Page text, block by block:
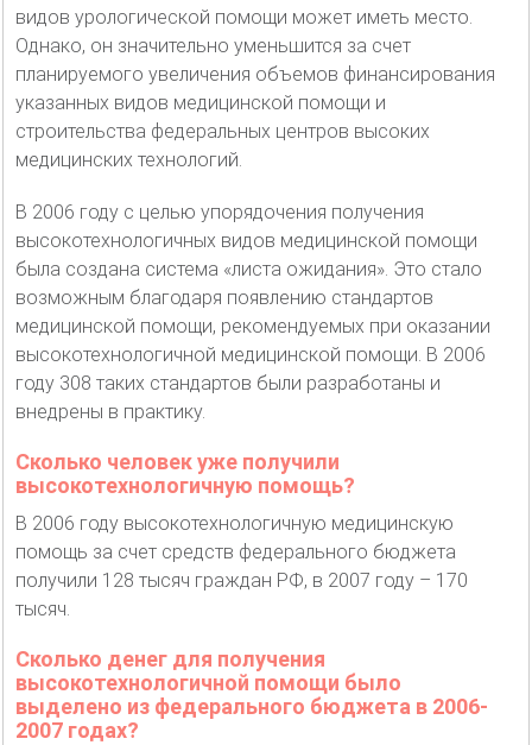
видов урологической помощи может иметь место.
Однако, он значительно уменьшится за счет
планируемого увеличения объемов финансирования
указанных видов медицинской помощи и
строительства федеральных центров высоких
медицинских технологий.
В 2006 году с целью упорядочения получения
высокотехнологичных видов медицинской помощи
была создана система «листа ожидания». Это стало
возможным благодаря появлению стандартов
медицинской помощи, рекомендуемых при оказании
высокотехнологичной медицинской помощи. В 2006
году 308 таких стандартов были разработаны и
внедрены в практику.
Сколько человек уже получили
высокотехнологичную помощь?
В 2006 году высокотехнологичную медицинскую
помощь за счет средств федерального бюджета
получили 128 тысяч граждан РФ, в 2007 году – 170
тысяч.
Сколько денег для получения
высокотехнологичной помощи было
выделено из федерального бюджета в 2006-
2007 годах?